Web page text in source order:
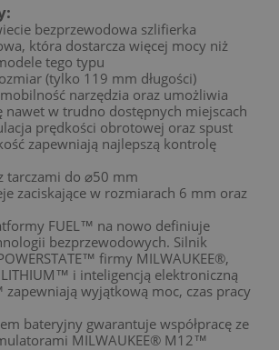
bezprzewodowa szlifierka
która dostarcza więcej mocy niż
tego typu
(tylko 119 mm długości)
narzędzia oraz umożliwia
nawet w trudno dostępnych miejscach
prędkości obrotowej oraz spust
zapewniają najlepszą kontrolę
tarczami do ⌀50 mm
zaciskające w rozmiarach 6 mm oraz
FUEL™ na nowo definiuje
bezprzewodowych. Silnik
firmy MILWAUKEE®,
i inteligencją elektroniczną
zapewniają wyjątkową moc, czas pracy
bateryjny gwarantuje współpracę ze
MILWAUKEE® M12™